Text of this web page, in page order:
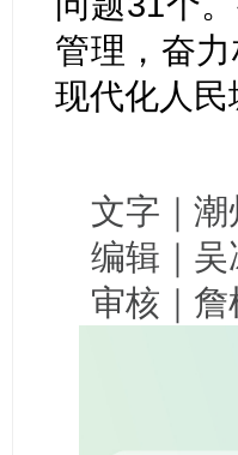
管理，奋
现代化人
文字｜
编辑｜吴
审核｜詹